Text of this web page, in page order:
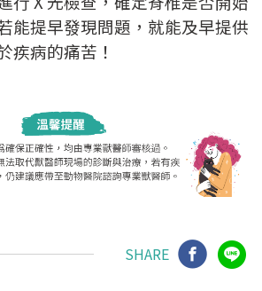
能提早發現問題，就能及早提供
疾病的痛苦！
SHARE